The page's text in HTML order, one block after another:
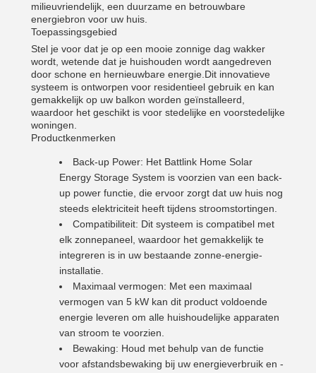
milieuvriendelijk, een duurzame en betrouwbare
energiebron voor uw huis.
Toepassingsgebied
Stel je voor dat je op een mooie zonnige dag wakker
wordt, wetende dat je huishouden wordt aangedreven
door schone en hernieuwbare energie.Dit innovatieve
systeem is ontworpen voor residentieel gebruik en kan
gemakkelijk op uw balkon worden geïnstalleerd,
waardoor het geschikt is voor stedelijke en voorstedelijke
woningen.
Productkenmerken
Back-up Power: Het Battlink Home Solar
Energy Storage System is voorzien van een back-
up power functie, die ervoor zorgt dat uw huis nog
steeds elektriciteit heeft tijdens stroomstortingen.
Compatibiliteit: Dit systeem is compatibel met
elk zonnepaneel, waardoor het gemakkelijk te
integreren is in uw bestaande zonne-energie-
installatie.
Maximaal vermogen: Met een maximaal
vermogen van 5 kW kan dit product voldoende
energie leveren om alle huishoudelijke apparaten
van stroom te voorzien.
Bewaking: Houd met behulp van de functie
voor afstandsbewaking bij uw energieverbruik en -